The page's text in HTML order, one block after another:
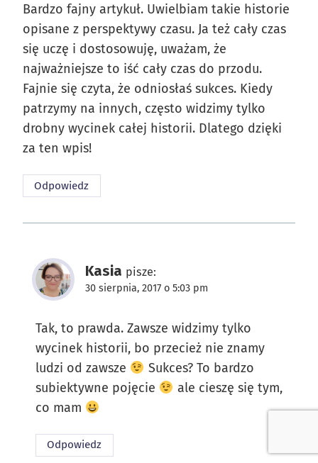
Bardzo fajny artykuł. Uwielbiam takie historie
opisane z perspektywy czasu. Ja też cały czas
się uczę i dostosowuję, uważam, że
najważniejsze to iść cały czas do przodu.
Fajnie się czyta, że odniosłaś sukces. Kiedy
patrzymy na innych, często widzimy tylko
drobny wycinek całej historii. Dlatego dzięki
za ten wpis!
Odpowiedz
Kasia pisze:
30 sierpnia, 2017 o 5:03 pm
Tak, to prawda. Zawsze widzimy tylko
wycinek historii, bo przecież nie znamy
ludzi od zawsze
Sukces? To bardzo
subiektywne pojęcie
ale cieszę się tym,
co mam
Odpowiedz